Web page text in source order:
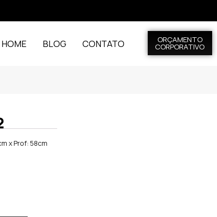
BLOG CONTATO ORÇAMENTO
CORPORATIVO
x Prof: 58cm